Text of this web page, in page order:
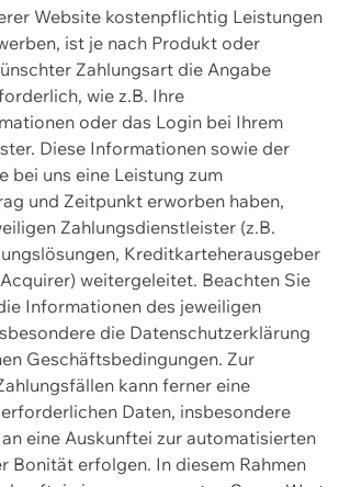
Website kostenpflichtig Leistungen
ist je nach Produkt oder
Zahlungsart die Angabe
wie z.B. Ihre
oder das Login bei Ihrem
Diese Informationen sowie der
bei uns eine Leistung zum
und Zeitpunkt erworben haben,
Zahlungsdienstleister (z.B.
Kreditkarteherausgeber
weitergeleitet. Beachten Sie
Informationen des jeweiligen
die Datenschutzerklärung
Geschäftsbedingungen. Zur
kann ferner eine
Daten, insbesondere
eine Auskunftei zur automatisierten
Bonität erfolgen. In diesem Rahmen